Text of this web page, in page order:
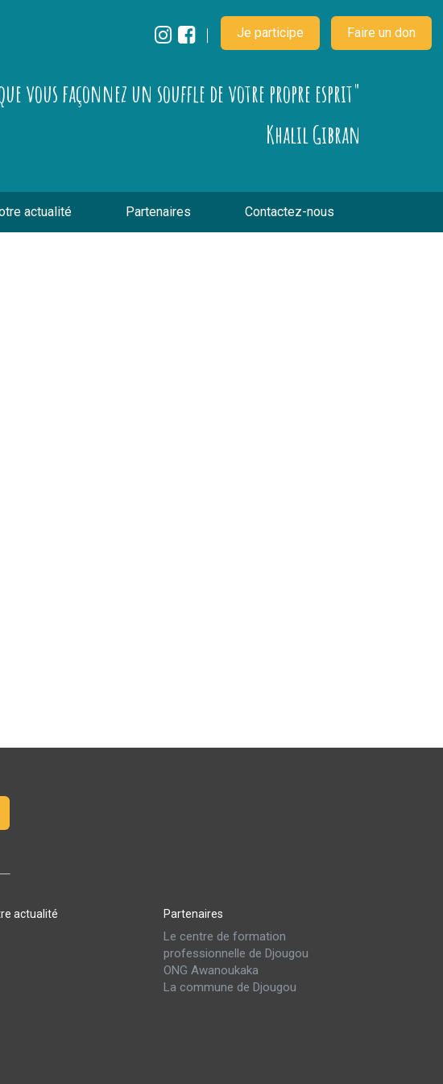
vous façonnez un souffle de votre propre esprit"
Khalil Gibran
actualité Partenaires Contactez-nous
Je participe Faire un don
actualité Partenaires
Le centre de formation
professionnelle de Djougou
ONG Awanoukaka
La commune de Djougou